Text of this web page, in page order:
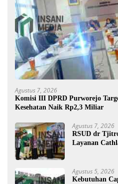
Agustus 7, 2026
Komisi III DPRD Purworejo
Kesehatan Naik Rp2,3 Miliar
Agustus 7, 2026
RSUD dr
Layanan
Agustus 5, 2026
Kebutuhan